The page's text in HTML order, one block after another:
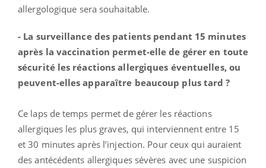
allergologique sera souhaitable.
- La surveillance des patients pendant 15 minutes
après la vaccination permet-elle de gérer en toute
sécurité les réactions allergiques éventuelles, ou
peuvent-elles apparaître beaucoup plus tard ?
Ce laps de temps permet de gérer les réactions
allergiques les plus graves, qui interviennent entre 15
et 30 minutes après l’injection. Pour ceux qui auraient
des antécédents allergiques sévères avec une suspicion